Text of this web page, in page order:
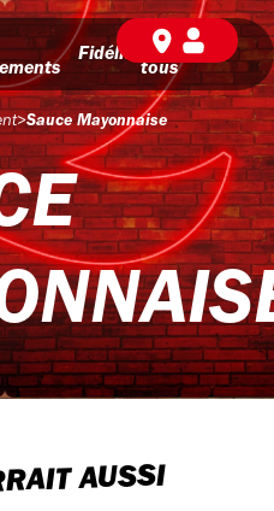
Fidélité
BD pour
tous
>Sauce Mayonnaise
AUSSI